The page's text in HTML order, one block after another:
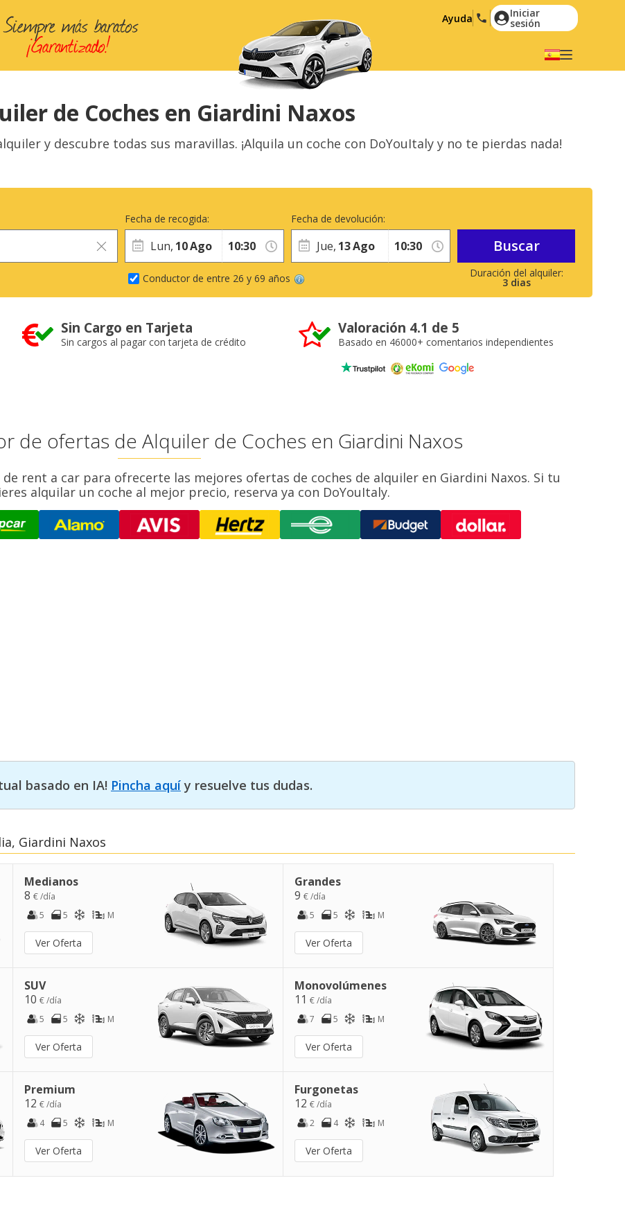
Ayuda Iniciar
sesión
Italiano
Nederlands
Română
Русский
Hrvatski
de Coches en Giardini Naxos
y descubre todas sus maravillas. ¡Alquila un coche con DoYouItaly y no te pierdas nada!
Fecha de recogida:
Lun, 10Ago
3 dias
Fecha de devolución:
Jue, 13Ago
Conductor de entre 26 y 69 años
Buscar
Sin Cargo en Tarjeta
Sin cargos al pagar con tarjeta de crédito
Valoración 4.1 de 5
Basado en 46000+ comentarios independientes
de ofertas de Alquiler de Coches en Giardini Naxos
rent a car para ofrecerte las mejores ofertas de coches de alquiler en Giardini Naxos. Si tu
alquilar un coche al mejor precio, reserva ya con DoYouItaly.
basado en IA! Pincha aquíy resuelve tus dudas.
Giardini Naxos
Medianos
8€ /día
5
5 M
Ver Oferta
Grandes
9 € /día
5
5 M
Ver Oferta
SUV
10€ /día
5
5 M
Ver Oferta
Monovolúmenes
11 € /día
7
5 M
Ver Oferta
Premium
12€ /día
4
5 M
Ver Oferta
Furgonetas
12 € /día
2
4 M
Ver Oferta